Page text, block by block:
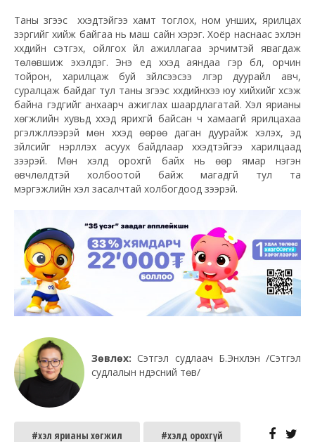
Таны зүгээс хүүхэдтэйгээ хамт тоглох, ном унших, ярилцах
зэргийг хийж байгаа нь маш сайн хэрэг. Хоёр наснаас эхлэн
хүүхдийн сэтгэх, ойлгох үйл ажиллагаа эрчимтэй явагдаж
төлөвшиж эхэлдэг. Энэ үед хүүхэд аяндаа гэр бүл, орчин
тойрон, харилцаж буй зүйлсээсээ үлгэрдуурайл авч,
суралцаж байдаг тул таны зүгээс хүүхдийнхээ юу хийхийг хүсэж
байна гэдгийг анхаарч ажиглах шаардлагатай. Хэл ярианы
хөгжлийн хувьд хүүхэд ярихгүй байсан ч хамаагүй ярилцахаа
үргэлжлүүлээрэй мөн хүүхэд өөрөө даган дуурайж хэлэх, эд
зүйлсийг нэрлүүлэх асуух байдлаар хүүхэдтэйгээ харилцаад
үзээрэй. Мөн хэлд орохгүй байх нь өөр ямар нэгэн
өвчлөлүүдтэй холбоотой байж магадгүй тул та
мэргэжлийн хэл засалчтай холбогдоод үзээрэй.
Зөвлөх: Сэтгэл судлаач Б.Энхлэн /Сэтгэл
судлалын үндэсний төв/
#хэл ярианы хөгжил #хэлд орохгүй